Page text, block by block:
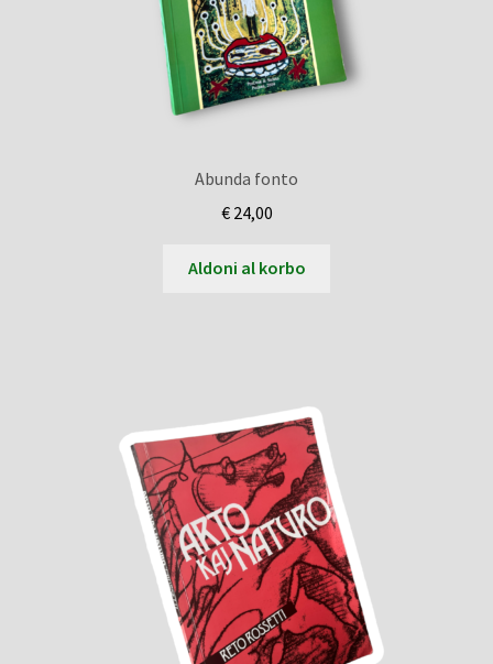
Abunda fonto
€24,00
Aldoni al korbo